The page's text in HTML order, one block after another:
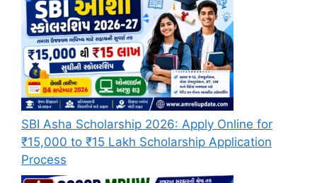
SBI Asha Scholarship 2026: Apply Online for
₹15,000 to ₹15 Lakh Scholarship Application
Process